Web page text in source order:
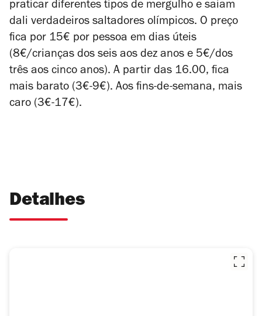
praticar diferentes tipos de mergulho e saiam
dali verdadeiros saltadores olímpicos. O preço
fica por 15€ por pessoa em dias úteis
(8€/crianças dos seis aos dez anos e 5€/dos
três aos cinco anos). A partir das 16.00, fica
mais barato (3€-9€). Aos fins-de-semana, mais
caro (3€-17€).
Detalhes